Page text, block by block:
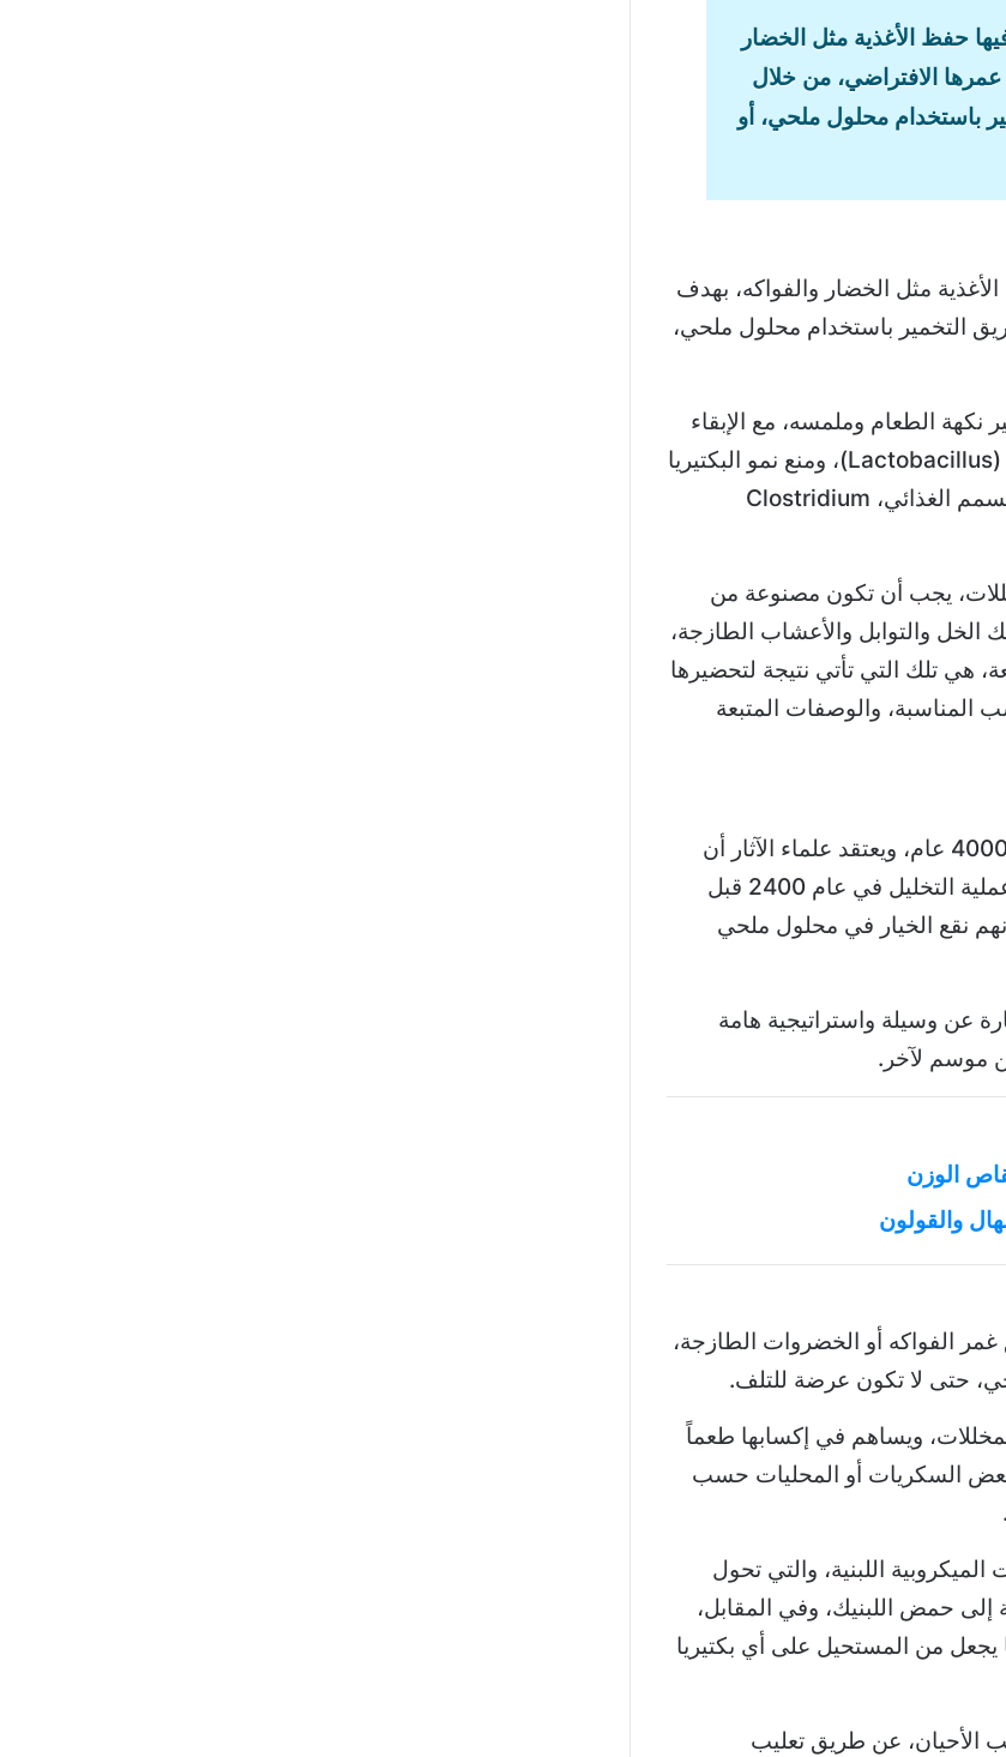
حفظ الأغذية مثل الخضار
عمرها الافتراضي، من خلال
باستخدام محلول ملحي، أو
مثل الخضار والفواكه، بهدف
التخمير باستخدام محلول ملحي،
الطعام وملمسه، مع الإبقاء
على البكتيريا الحميدة المرغوبة (Lactobacillus)، ومنع نمو البكتيريا
الضارة، مثل تلك التي تسبب التسمم الغذائي، Clostridium
يجب أن تكون مصنوعة من
الخل والتوابل والأعشاب الطازجة،
هي تلك التي تأتي نتيجة لتحضيرها
المناسبة، والوصفات المتبعة
يعود تاريخ التخليل إلى أكثر من 4000 عام، ويعتقد علماء الآثار أن
سكان بلاد ما بين النهرين بدأوا عملية التخليل في عام 2400 قبل
نقع الخيار في محلول ملحي
عن وسيلة واستراتيجية هامة
موسم لآخر.
الوزن
والقولون
الفواكه أو الخضروات الطازجة،
حتى لا تكون عرضة للتلف.
ويساهم في إكسابها طعماً
بعض السكريات أو المحليات حسب
اللبنية، والتي تحول
إلى حمض اللبنيك، وفي المقابل،
من المستحيل على أي بكتيريا
الأحيان، عن طريق تعليب